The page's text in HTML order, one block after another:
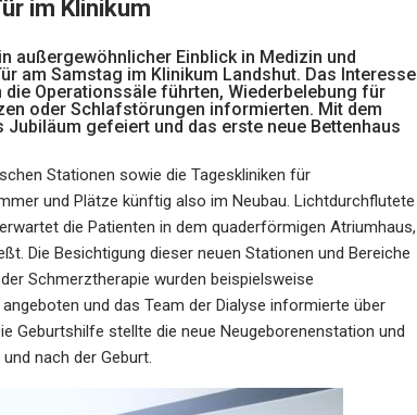
im Klinikum
außergewöhnlicher Einblick in Medizin und
am Samstag im Klinikum Landshut. Das Interesse
Operationssäle führten, Wiederbelebung für
oder Schlafstörungen informierten. Mit dem
gefeiert und das erste neue Bettenhaus
Stationen sowie die Tageskliniken für
und Plätze künftig also im Neubau. Lichtdurchflutete
die Patienten in dem quaderförmigen Atriumhaus,
Die Besichtigung dieser neuen Stationen und Bereiche
Schmerztherapie wurden beispielsweise
und das Team der Dialyse informierte über
Geburtshilfe stellte die neue Neugeborenenstation und
nach der Geburt.